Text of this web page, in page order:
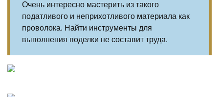
Очень интересно мастерить из такого
податливого и неприхотливого материала как
проволока. Найти инструменты для
выполнения поделки не составит труда.